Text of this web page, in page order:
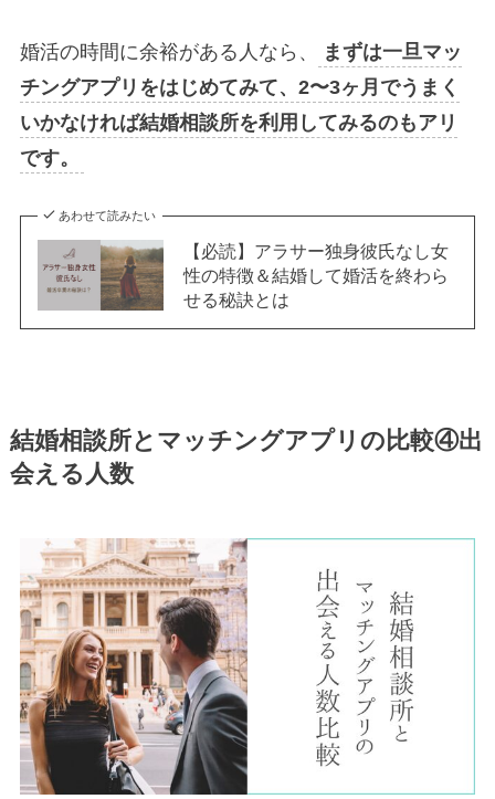
婚活の時間に余裕がある人なら、
まずは一旦マッ
チングアプリをはじめてみて、2〜3ヶ月でうまく
いかなければ結婚相談所を利用してみるのもアリ
です。
あわせて読みたい
【必読】アラサー独身彼氏なし女
性の特徴＆結婚して婚活を終わら
せる秘訣とは
結婚相談所とマッチングアプリの比較④出
会える人数